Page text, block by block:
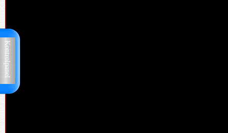
Kontrolpanel